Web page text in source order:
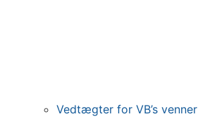
Vedtægter for VB’s venner